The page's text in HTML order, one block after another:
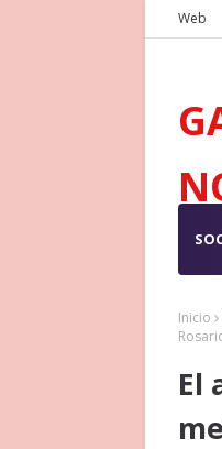
Web
Inicio
El